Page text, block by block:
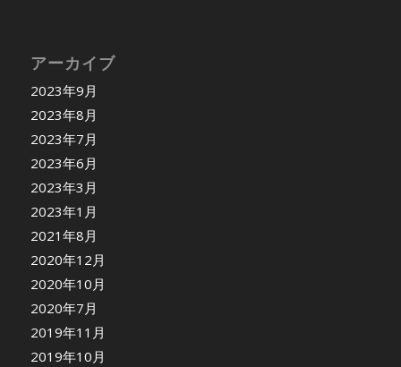
アーカイブ
2023年9月
2023年8月
2023年7月
2023年6月
2023年3月
2023年1月
2021年8月
2020年12月
2020年10月
2020年7月
2019年11月
2019年10月